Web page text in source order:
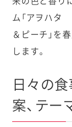
ム「アヲハタ
＆ピーチ」を
します。
日々の
案、テー